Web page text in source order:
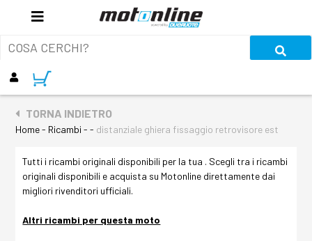
TORNA INDIETRO
Home - Ricambi - - distanziale ghiera fissaggio retrovisore est
Tutti i ricambi originali disponibili per la tua . Scegli tra i ricambi
originali disponibili e acquista su Motonline direttamente dai
migliori rivenditori ufficiali.
Altri ricambi per questa moto